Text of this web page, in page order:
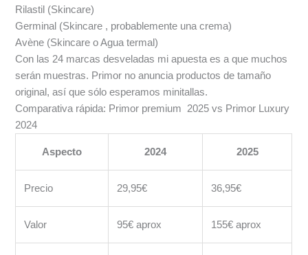
Rilastil (Skincare)
Germinal (Skincare , probablemente una crema)
Avène (Skincare o Agua termal)
Con las 24 marcas desveladas mi apuesta es a que muchos
serán muestras. Primor no anuncia productos de tamaño
original, así que sólo esperamos minitallas.
Comparativa rápida: Primor premium 2025 vs Primor Luxury
2024
Aspecto 2024 2025
Precio 29,95€ 36,95€
Valor 95€ aprox 155€ aprox